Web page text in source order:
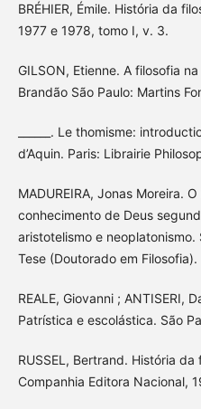
BRÉHIER, Émile. História da
1977 e 1978, tomo I, v. 3.
GILSON, Etienne. A filosofia
Brandão São Paulo: Martins
______. Le thomisme:
d’Aquin. Paris: Librairie
MADUREIRA, Jonas Moreira.
conhecimento de Deus
aristotelismo e neoplatonismo.
Tese (Doutorado em Filosofia).
REALE, Giovanni ; ANTISERI,
Patrística e escolástica. São
RUSSEL, Bertrand. História
Companhia Editora Nacional,